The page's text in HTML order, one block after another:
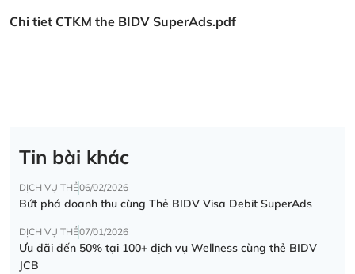
Chi tiet CTKM the BIDV SuperAds.pdf
Tin bài khác
DỊCH VỤ THẺ06/02/2026
Bứt phá doanh thu cùng Thẻ BIDV Visa Debit SuperAds
DỊCH VỤ THẺ07/01/2026
Ưu đãi đến 50% tại 100+ dịch vụ Wellness cùng thẻ BIDV
JCB